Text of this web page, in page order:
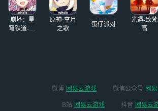
崩坏：星
穹铁道-4.4
原神·空月
之歌
蛋仔派对
光遇-致梵
高
微博 网易云游戏 微信公众号 网
B站 网易云游戏 抖音 网易云